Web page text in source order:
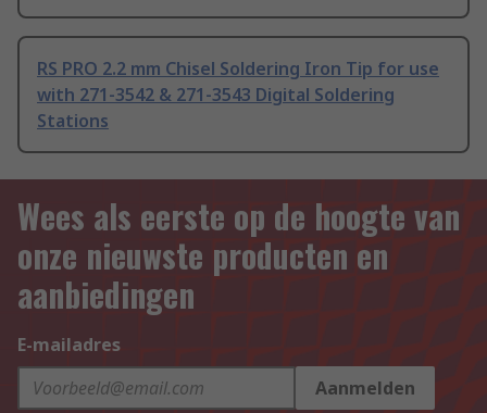
RS PRO 2.2 mm Chisel Soldering Iron Tip for use
with 271-3542 & 271-3543 Digital Soldering
Stations
Wees als eerste op de hoogte van
onze nieuwste producten en
aanbiedingen
E-mailadres
Aanmelden